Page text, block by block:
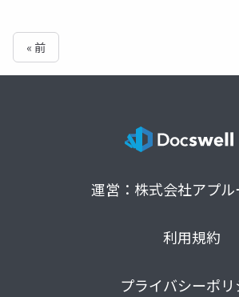
« 前
運営：株式会社アプル
利用規約
プライバシーポリ